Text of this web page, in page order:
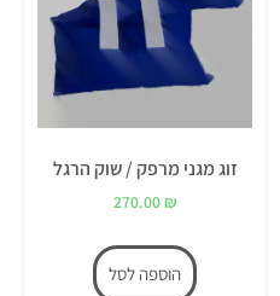
זוג מגני מרפק / שוק הרגל
270.00 ₪
הוספה לסל